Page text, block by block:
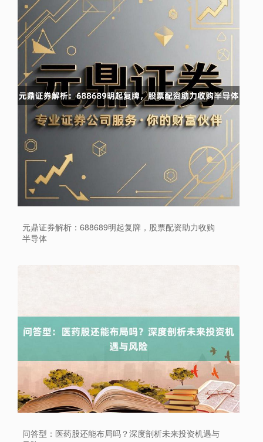
元鼎证券解析：688689明起复牌，股票配资助力收购
半导体
问答型：医药股还能布局吗？深度剖析未来投资机遇与
深证成指 14311.01 +200.89 +1.42%
4694.44
创业板指 3563.12 +47.56 +1.35%